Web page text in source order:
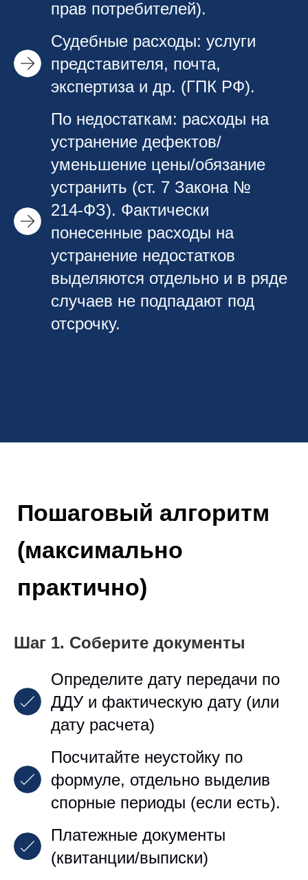
прав потребителей).
Судебные расходы: услуги
представителя, почта,
экспертиза и др. (ГПК РФ).
По недостаткам: расходы на
устранение дефектов/
уменьшение цены/обязание
устранить (ст. 7 Закона №
214‑ФЗ). Фактически
понесенные расходы на
устранение недостатков
выделяются отдельно и в ряде
случаев не подпадают под
отсрочку.
Пошаговый алгоритм
(максимально
практично)
Шаг 1. Соберите документы
Определите дату передачи по
ДДУ и фактическую дату (или
дату расчета)
Посчитайте неустойку по
формуле, отдельно выделив
спорные периоды (если есть).
Платежные документы
(квитанции/выписки)